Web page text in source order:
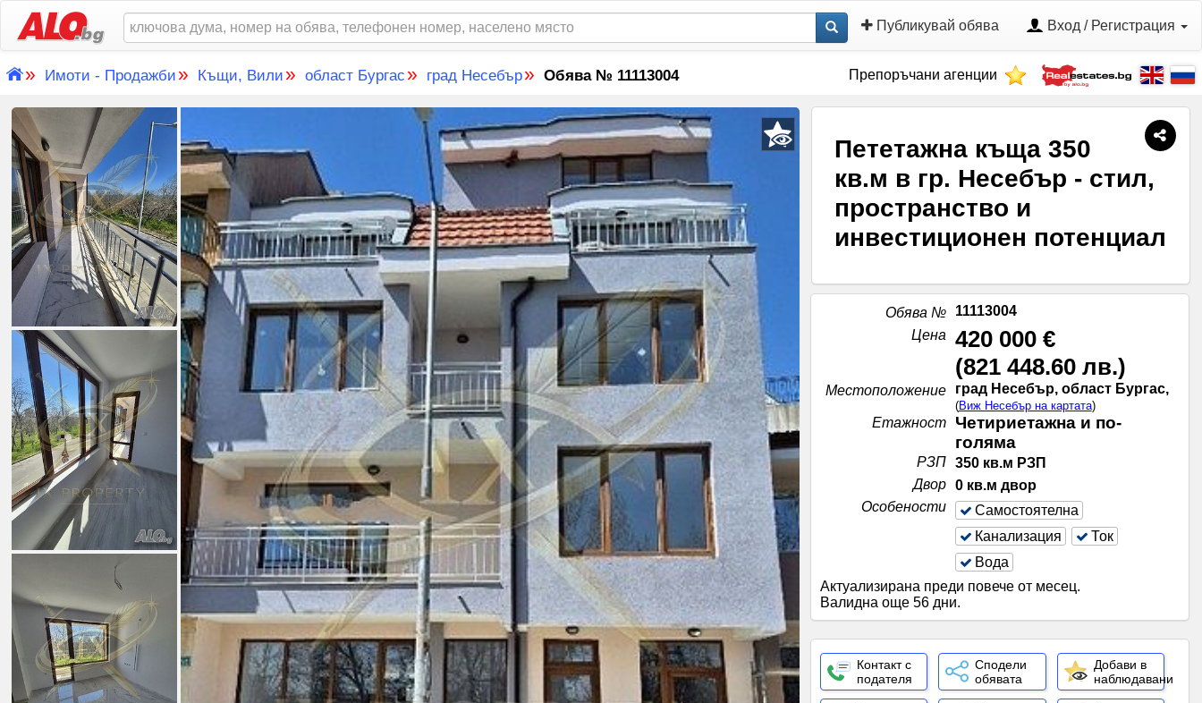
Публикувай обява Вход / Регистрация
Препоръчани агенции
» Имоти - Продажби » Къщи, Вили » област Бургас » град Несебър» Обява № 11113004
Пететажна къща 350
кв.м в гр. Несебър - стил,
пространство и
инвестиционен потенциал
Обява №
11113004
Цена
420 000 €
(821 448.60 лв.)
Местоположение град Несебър, област Бургас,
(Виж Несебър на картата)
Етажност
Четириетажна и по-
голяма
РЗП
350 кв.м РЗП
Двор
0 кв.м двор
Особености
Самостоятелна
Канализация
Ток
Вода
Актуализирана преди повече от месец.
Валидна още 56 дни.
Контакт с
подателя
Сподели
обявата
Добави в
наблюдавани